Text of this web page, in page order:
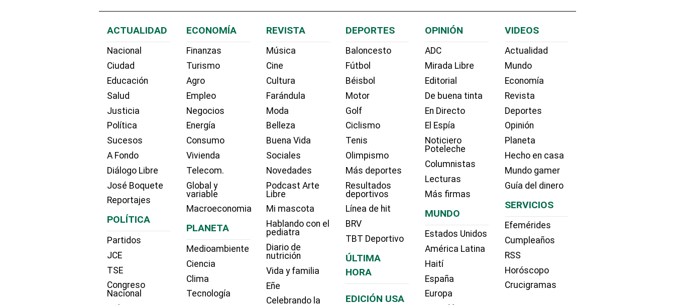
ACTUALIDAD
Nacional
Ciudad
Educación
Salud
Justicia
Política
Sucesos
A Fondo
Diálogo Libre
José Boquete
Reportajes
POLÍTICA
Partidos
JCE
TSE
Congreso
Nacional
ECONOMÍA
Finanzas
Turismo
Agro
Empleo
Negocios
Energía
Consumo
Vivienda
Telecom.
Global y
variable
Macroeconomia
PLANETA
Medioambiente
Ciencia
Clima
Tecnología
REVISTA
Música
Cine
Cultura
Farándula
Moda
Belleza
Buena Vida
Sociales
Novedades
Podcast Arte
Libre
Mi mascota
Hablando con el
pediatra
Diario de
nutrición
Vida y familia
Eñe
Celebrando la
DEPORTES
Baloncesto
Fútbol
Béisbol
Motor
Golf
Ciclismo
Tenis
Olimpismo
Más deportes
Resultados
deportivos
Línea de hit
BRV
TBT Deportivo
ÚLTIMA
HORA
EDICIÓN USA
OPINIÓN
ADC
Mirada Libre
Editorial
De buena tinta
En Directo
El Espía
Noticiero
Poteleche
Columnistas
Lecturas
Más firmas
MUNDO
Estados Unidos
América Latina
Haití
España
Europa
VIDEOS
Actualidad
Mundo
Economía
Revista
Deportes
Opinión
Planeta
Hecho en casa
Mundo gamer
Guía del dinero
SERVICIOS
Efemérides
Cumpleaños
RSS
Horóscopo
Crucigramas